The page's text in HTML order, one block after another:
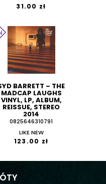
31.00 zł
BARRETT – THE
MADCAP LAUGHS
VINYL, LP, ALBUM,
REISSUE, STEREO
2014
0825646310791
LIKE NEW
123.00 zł